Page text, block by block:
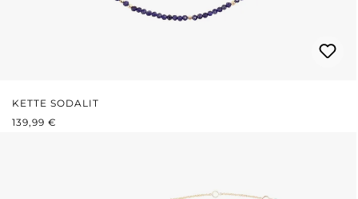
KETTE SODALIT
REGULÄRER PREIS:
139,99 €